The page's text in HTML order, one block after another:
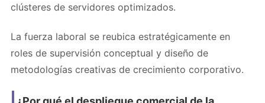
clústeres de servidores optimizados.
La fuerza laboral se reubica estratégicamente en
roles de supervisión conceptual y diseño de
metodologías creativas de crecimiento corporativo.